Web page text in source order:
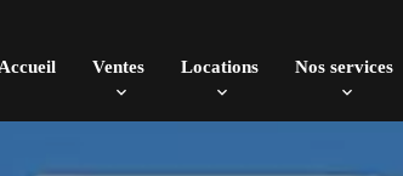
Accueil Ventes Locations Nos services